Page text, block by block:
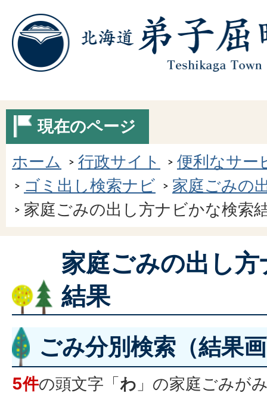
現在のページ
ホーム
行政サイト
便利なサー
ゴミ出し検索ナビ
家庭ごみの
家庭ごみの出し方ナビかな検索
家庭ごみの出し
結果
ごみ分別検索 （結果
5件の頭文字「 わ 」の家庭ごみが